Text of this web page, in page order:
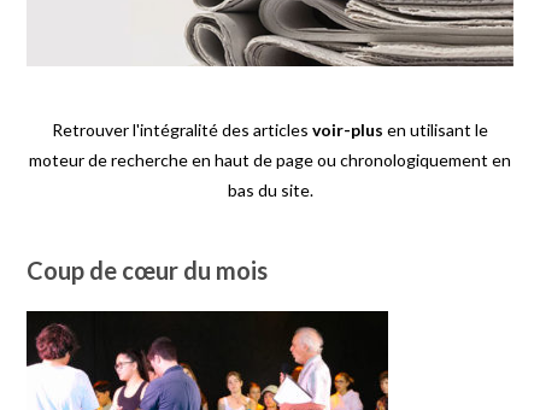
Retrouver l'intégralité des articles voir-plus en utilisant le
moteur de recherche en haut de page ou chronologiquement en
bas du site.
Coup de cœur du mois